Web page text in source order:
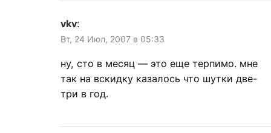
vkv:
Вт, 24 Июл, 2007 в 05:33
ну, сто в месяц — это еще терпимо. мне
так на вскидку казалось что шутки две-
три в год.